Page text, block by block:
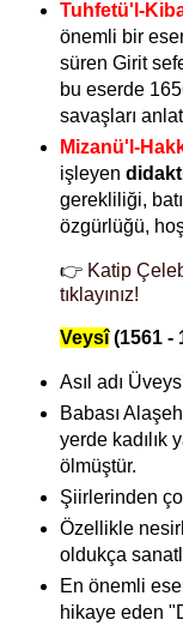
Tuhfetü'l-
önemli bir
süren Girit
bu eserde
savaşları
Mizanü'l-
işleyen
gerekliliği,
özgürlüğü,
👉 Katip
tıklayınız!
Veysî(1561 -
Asıl adı
Babası
yerde kadılık
ölmüştür.
Şiirlerinden
Özellikle
oldukça
En önemli
hikaye eden